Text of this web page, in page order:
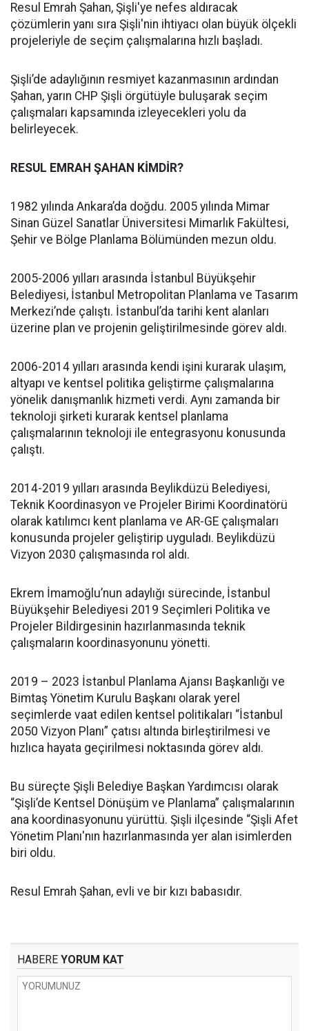
Resul Emrah Şahan, Şişli'ye nefes aldıracak
çözümlerin yanı sıra Şişli'nin ihtiyacı olan büyük ölçekli
projeleriyle de seçim çalışmalarına hızlı başladı.
Şişli’de adaylığının resmiyet kazanmasının ardından
Şahan, yarın CHP Şişli örgütüyle buluşarak seçim
çalışmaları kapsamında izleyecekleri yolu da
belirleyecek.
RESUL EMRAH ŞAHAN KİMDİR?
1982 yılında Ankara’da doğdu. 2005 yılında Mimar
Sinan Güzel Sanatlar Üniversitesi Mimarlık Fakültesi,
Şehir ve Bölge Planlama Bölümünden mezun oldu.
2005-2006 yılları arasında İstanbul Büyükşehir
Belediyesi, İstanbul Metropolitan Planlama ve Tasarım
Merkezi’nde çalıştı. İstanbul’da tarihi kent alanları
üzerine plan ve projenin geliştirilmesinde görev aldı.
2006-2014 yılları arasında kendi işini kurarak ulaşım,
altyapı ve kentsel politika geliştirme çalışmalarına
yönelik danışmanlık hizmeti verdi. Aynı zamanda bir
teknoloji şirketi kurarak kentsel planlama
çalışmalarının teknoloji ile entegrasyonu konusunda
çalıştı.
2014-2019 yılları arasında Beylikdüzü Belediyesi,
Teknik Koordinasyon ve Projeler Birimi Koordinatörü
olarak katılımcı kent planlama ve AR-GE çalışmaları
konusunda projeler geliştirip uyguladı. Beylikdüzü
Vizyon 2030 çalışmasında rol aldı.
Ekrem İmamoğlu’nun adaylığı sürecinde, İstanbul
Büyükşehir Belediyesi 2019 Seçimleri Politika ve
Projeler Bildirgesinin hazırlanmasında teknik
çalışmaların koordinasyonunu yönetti.
2019 – 2023 İstanbul Planlama Ajansı Başkanlığı ve
Bimtaş Yönetim Kurulu Başkanı olarak yerel
seçimlerde vaat edilen kentsel politikaları “İstanbul
2050 Vizyon Planı” çatısı altında birleştirilmesi ve
hızlıca hayata geçirilmesi noktasında görev aldı.
Bu süreçte Şişli Belediye Başkan Yardımcısı olarak
“Şişli’de Kentsel Dönüşüm ve Planlama” çalışmalarının
ana koordinasyonunu yürüttü. Şişli ilçesinde “Şişli Afet
Yönetim Planı'nın hazırlanmasında yer alan isimlerden
biri oldu.
Resul Emrah Şahan, evli ve bir kızı babasıdır.
HABERE YORUM KAT